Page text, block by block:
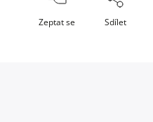
Zeptat se Sdílet